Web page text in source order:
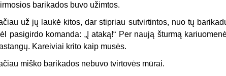
barikados buvo užimtos.
už jų laukė kitos, dar stipriau sutvirtintos, nuo tų
pasigirdo komanda: „Į ataką!“ Per naują šturmą
Kareiviai krito kaip musės.
miško barikados nebuvo tvirtovės mūrai.